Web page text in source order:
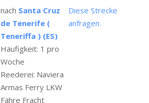
nach Santa Cruz
de Tenerife (
Teneriffa ) (ES)
Diese Strecke
anfragen.
Häufigkeit: 1 pro
Woche
Reederei: Naviera
Armas Ferry LKW
Fähre Fracht